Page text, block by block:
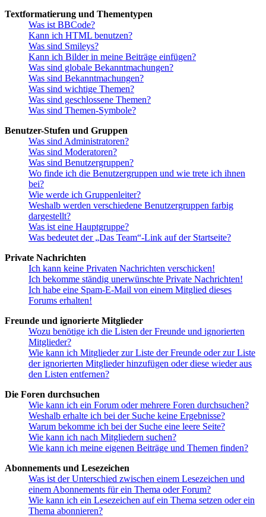
Textformatierung und Thementypen
Was ist BBCode?
Kann ich HTML benutzen?
Was sind Smileys?
Kann ich Bilder in meine Beiträge einfügen?
Was sind globale Bekanntmachungen?
Was sind Bekanntmachungen?
Was sind wichtige Themen?
Was sind geschlossene Themen?
Was sind Themen-Symbole?
Benutzer-Stufen und Gruppen
Was sind Administratoren?
Was sind Moderatoren?
Was sind Benutzergruppen?
Wo finde ich die Benutzergruppen und wie trete ich ihnen
bei?
Wie werde ich Gruppenleiter?
Weshalb werden verschiedene Benutzergruppen farbig
dargestellt?
Was ist eine Hauptgruppe?
Was bedeutet der „Das Team“-Link auf der Startseite?
Private Nachrichten
Ich kann keine Privaten Nachrichten verschicken!
Ich bekomme ständig unerwünschte Private Nachrichten!
Ich habe eine Spam-E-Mail von einem Mitglied dieses
Forums erhalten!
Freunde und ignorierte Mitglieder
Wozu benötige ich die Listen der Freunde und ignorierten
Mitglieder?
Wie kann ich Mitglieder zur Liste der Freunde oder zur Liste
der ignorierten Mitglieder hinzufügen oder diese wieder aus
den Listen entfernen?
Die Foren durchsuchen
Wie kann ich ein Forum oder mehrere Foren durchsuchen?
Weshalb erhalte ich bei der Suche keine Ergebnisse?
Warum bekomme ich bei der Suche eine leere Seite?
Wie kann ich nach Mitgliedern suchen?
Wie kann ich meine eigenen Beiträge und Themen finden?
Abonnements und Lesezeichen
Was ist der Unterschied zwischen einem Lesezeichen und
einem Abonnements für ein Thema oder Forum?
Wie kann ich ein Lesezeichen auf ein Thema setzen oder ein
Thema abonnieren?